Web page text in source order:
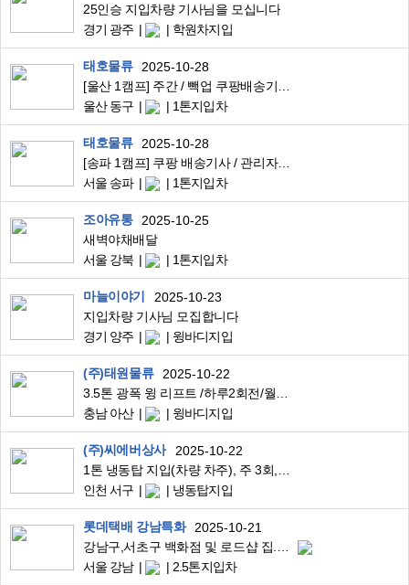
25인승 지입차량 기사님을 모십니다
경기 광주
학원차지입
태호물류
2025-10-28
[울산 1캠프] 주간 / 빽업 쿠팡배송기사 모집
울산 동구
1톤지입차
태호물류
2025-10-28
[송파 1캠프] 쿠팡 배송기사 / 관리자 모집
서울 송파
1톤지입차
조아유통
2025-10-25
새벽야채배달
서울 강북
1톤지입차
마늘이야기
2025-10-23
지입차량 기사님 모집합니다
경기 양주
윙바디지입
(주)태원물류
2025-10-22
3.5톤 광폭 윙 리프트 /하루2회전/월450/톨비,유류비 별도
충남 아산
윙바디지입
(주)씨에버상사
2025-10-22
1톤 냉동탑 지입(차량 차주), 주 3회, 입차지
인천 서구
냉동탑지입
롯데택배 강남특화
2025-10-21
강남구,서초구 백화점 및 로드샵 집.배송 기사님 구함
서울 강남
2.5톤지입차